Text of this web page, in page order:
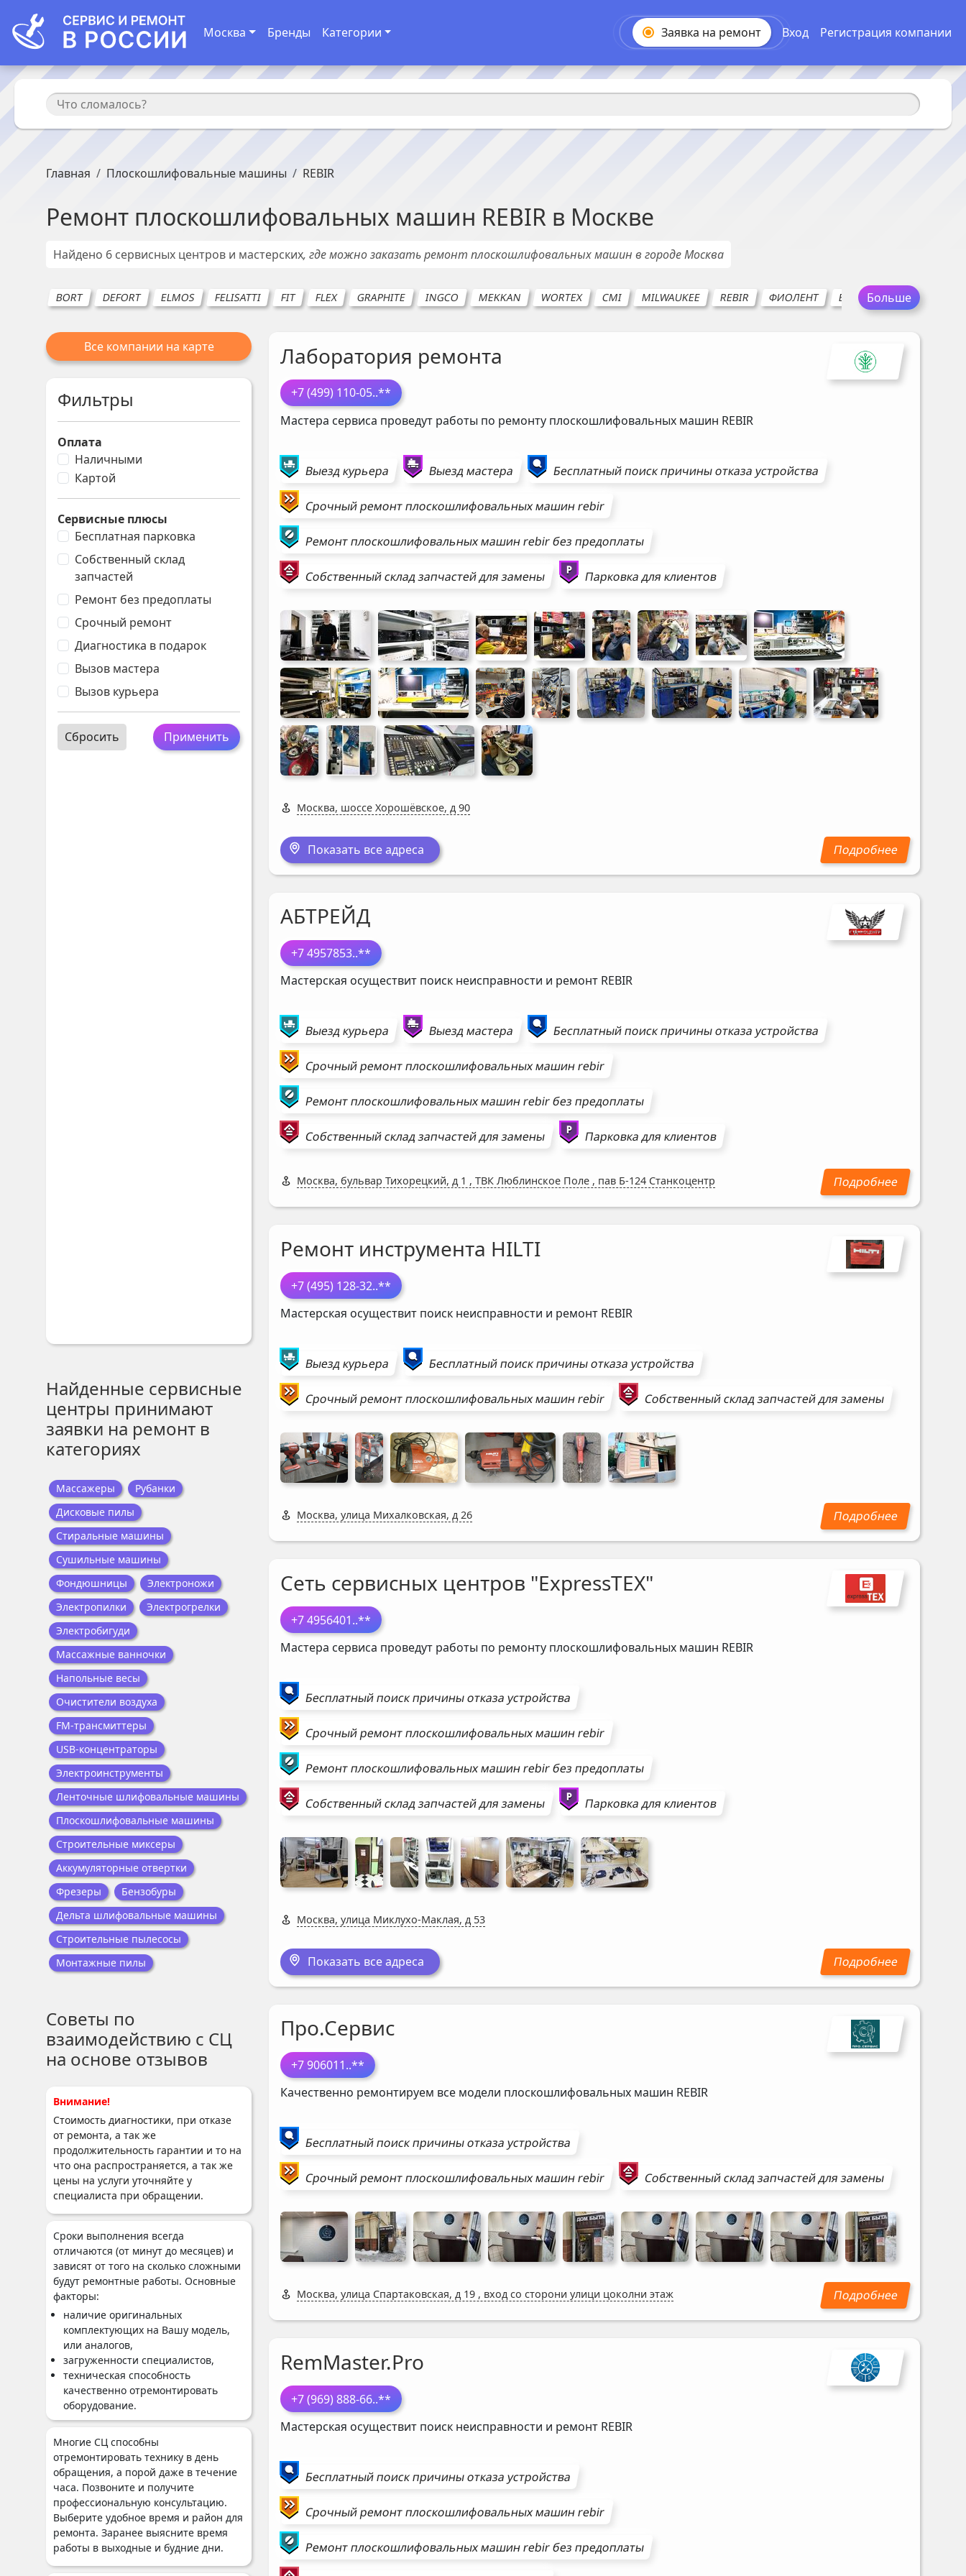
Москва Бренды Категории Заявка на ремонт Вход Регистрация компании
Главная Плоскошлифовальные машины REBIR
Ремонт плоскошлифовальных машин REBIR в Москве
Найдено 6 сервисных центров и мастерских, где можно заказать ремонт плоскошлифовальных машин в городеМосква
BORT DEFORT ELMOS FELISATTI FIT FLEX GRAPHITE INGCO MEKKAN WORTEX CMI MILWAUKEE REBIR ФИОЛЕНТ ВИХРЬ DWT
Больше
Все компании на карте
Фильтры
Оплата
Наличными
Картой
Сервисные плюсы
Бесплатная парковка
Собственный склад
запчастей
Ремонт без предоплаты
Срочный ремонт
Диагностика в подарок
Вызов мастера
Вызов курьера
Применить
Сбросить
Найденные сервисные
центры принимают
заявки на ремонт в
категориях
Массажеры
Рубанки
Дисковые пилы
Стиральные машины
Сушильные машины
Фондюшницы
Электроножи
Электропилки
Электрогрелки
Электробигуди
Массажные ванночки
Напольные весы
Очистители воздуха
FM-трансмиттеры
USB-концентраторы
Электроинструменты
Ленточные шлифовальные машины
Плоскошлифовальные машины
Строительные миксеры
Аккумуляторные отвертки
Фрезеры
Бензобуры
Дельта шлифовальные машины
Строительные пылесосы
Монтажные пилы
Советы по
взаимодействию с СЦ
на основе отзывов
Внимание!
Стоимость диагностики, при отказе
от ремонта, а так же
продолжительность гарантии и то на
что она распространяется, а так же
цены на услуги уточняйте у
специалиста при обращении.
Сроки выполнения всегда
отличаются (от минут до месяцев) и
зависят от того на сколько сложными
будут ремонтные работы. Основные
факторы:
наличие оригинальных
комплектующих на Вашу модель,
или аналогов,
загруженности специалистов,
техническая способность
качественно отремонтировать
оборудование.
Многие СЦ способны
отремонтировать технику в день
обращения, а порой даже в течение
часа. Позвоните и получите
профессиональную консультацию.
Выберите удобное время и район для
ремонта. Заранее выясните время
работы в выходные и будние дни.
Лаборатория ремонта
+7 (499) 110-05..**
Мастера сервиса проведут работы по ремонту плоскошлифовальных машин REBIR
Выезд курьера Выезд мастера Бесплатный поиск причины отказа устройства
Срочный ремонтплоскошлифовальных машинrebir
Ремонтплоскошлифовальных машинrebirбез предоплаты
Собственный склад запчастей для замены Парковка для клиентов
Москва, шоссе Хорошёвское, д 90
Показать все адреса
АБТРЕЙД
+7 4957853..**
Мастерская осуществит поиск неисправности и ремонт REBIR
Выезд курьера Выезд мастера Бесплатный поиск причины отказа устройства
Срочный ремонтплоскошлифовальных машинrebir
Ремонтплоскошлифовальных машинrebirбез предоплаты
Собственный склад запчастей для замены Парковка для клиентов
Москва, бульвар Тихорецкий, д 1 , ТВК Люблинское Поле , пав Б-124 Станкоцентр
Ремонт инструмента HILTI
+7 (495) 128-32..**
Мастерская осуществит поиск неисправности и ремонт REBIR
Выезд курьера Бесплатный поиск причины отказа устройства
Срочный ремонтплоскошлифовальных машинrebir Собственный склад запчастей для замены
Москва, улица Михалковская, д 26
Сеть сервисных центров "ExpressTEX"
+7 4956401..**
Мастера сервиса проведут работы по ремонту плоскошлифовальных машин REBIR
Бесплатный поиск причины отказа устройства
Срочный ремонтплоскошлифовальных машинrebir
Ремонтплоскошлифовальных машинrebirбез предоплаты
Собственный склад запчастей для замены Парковка для клиентов
Москва, улица Миклухо-Маклая, д 53
Показать все адреса
Про.Сервис
+7 906011..**
Качественно ремонтируем все модели плоскошлифовальных машин REBIR
Бесплатный поиск причины отказа устройства
Срочный ремонтплоскошлифовальных машинrebir Собственный склад запчастей для замены
Москва, улица Спартаковская, д 19 , вход со сторони улици цоколни этаж
RemMaster.Pro
+7 (969) 888-66..**
Мастерская осуществит поиск неисправности и ремонт REBIR
Бесплатный поиск причины отказа устройства
Срочный ремонтплоскошлифовальных машинrebir
Ремонтплоскошлифовальных машинrebirбез предоплаты